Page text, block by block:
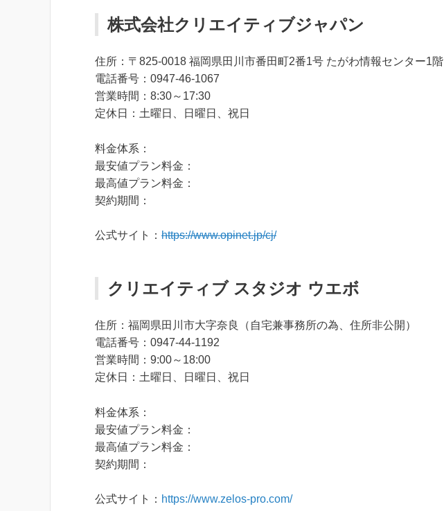
株式会社クリエイティブジャパン
住所：〒825-0018 福岡県田川市番田町2番1号 たがわ情報センター1階
電話番号：0947-46-1067
営業時間：8:30～17:30
定休日：土曜日、日曜日、祝日
料金体系：
最安値プラン料金：
最高値プラン料金：
契約期間：
公式サイト： https://www.opinet.jp/cj/
クリエイティブ スタジオ ウエボ
住所：福岡県田川市大字奈良（自宅兼事務所の為、住所非公開）
電話番号：0947-44-1192
営業時間：9:00～18:00
定休日：土曜日、日曜日、祝日
料金体系：
最安値プラン料金：
最高値プラン料金：
契約期間：
公式サイト： https://www.zelos-pro.com/